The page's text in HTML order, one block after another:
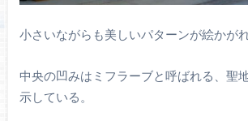
小さいながらも美しいパターンが絵かがれ
中央の凹みはミフラーブと呼ばれる、聖
示している。